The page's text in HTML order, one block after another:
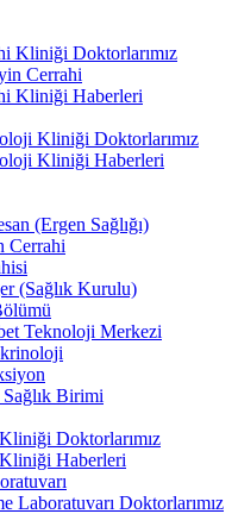
Kliniği Doktorlarımız
Cerrahi
Kliniği Haberleri
Kliniği Doktorlarımız
Kliniği Haberleri
(Ergen Sağlığı)
Cerrahi
(Sağlık Kurulu)
Teknoloji Merkezi
Birimi
Doktorlarımız
Haberleri
Laboratuvarı Doktorlarımız